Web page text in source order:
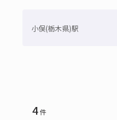
小俣(栃木県)駅
4件